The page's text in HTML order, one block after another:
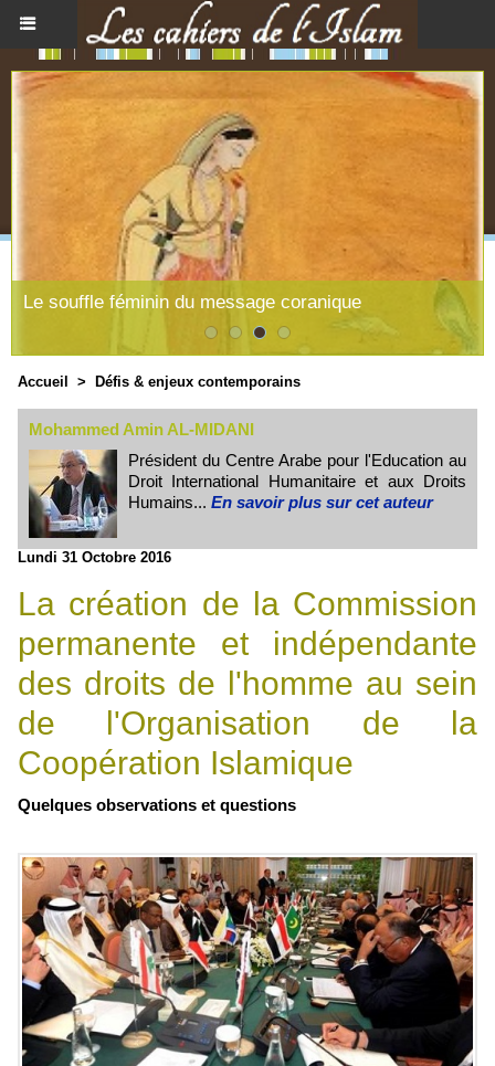
Le souffle féminin du message coranique
Accueil > Défis & enjeux contemporains
Mohammed Amin AL-MIDANI
Président du Centre Arabe pour l'Education au
Droit International Humanitaire et aux Droits
Humains... En savoir plus sur cet auteur
Lundi 31 Octobre 2016
La création de la Commission
permanente et indépendante
des droits de l'homme au sein
de l'Organisation de la
Coopération Islamique
Quelques observations et questions